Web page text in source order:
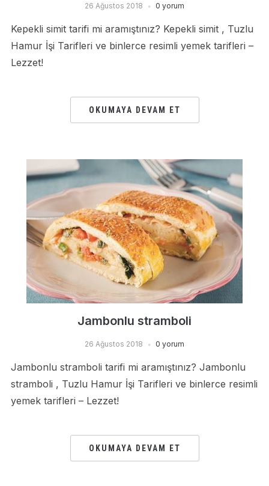
26 Ağustos 2018 0 yorum
Kepekli simit tarifi mi aramıştınız? Kepekli simit , Tuzlu
Hamur İşi Tarifleri ve binlerce resimli yemek tarifleri –
Lezzet!
OKUMAYA DEVAM ET
Jambonlu stramboli
26 Ağustos 2018 0 yorum
Jambonlu stramboli tarifi mi aramıştınız? Jambonlu
stramboli , Tuzlu Hamur İşi Tarifleri ve binlerce resimli
yemek tarifleri – Lezzet!
OKUMAYA DEVAM ET